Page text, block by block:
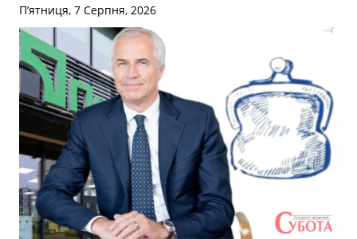
П’ятниця, 7 Серпня, 2026